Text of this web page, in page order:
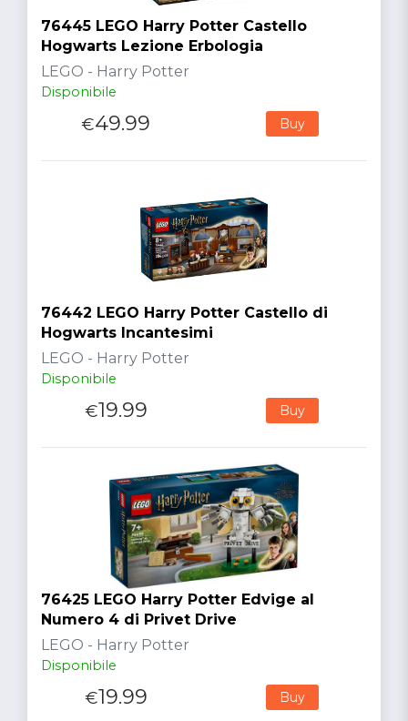
76445 LEGO Harry Potter Castello
Hogwarts Lezione Erbologia
LEGO - Harry Potter
Disponibile
€49.99 Buy
76442 LEGO Harry Potter Castello di
Hogwarts Incantesimi
LEGO - Harry Potter
Disponibile
€19.99 Buy
76425 LEGO Harry Potter Edvige al
Numero 4 di Privet Drive
LEGO - Harry Potter
Disponibile
€19.99 Buy